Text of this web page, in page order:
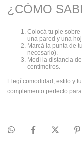
¿CÓMO
Colocá tu pie
una pared y una
Marcá la punta de
necesario).
Medí la distancia
centímetros.
Elegí comodidad, estilo y
complemento perfecto